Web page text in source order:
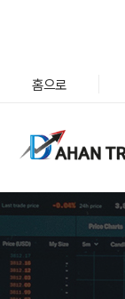
홈으로